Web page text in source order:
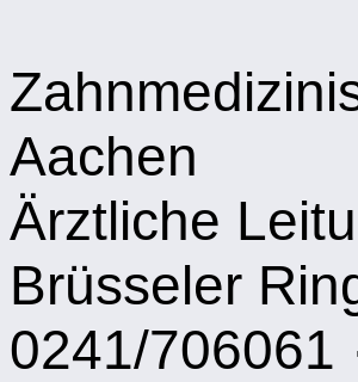
Aachen
Ärztliche
Brüsseler
0241/706061